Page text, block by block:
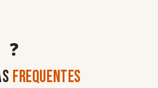
❓
FREQUENTES